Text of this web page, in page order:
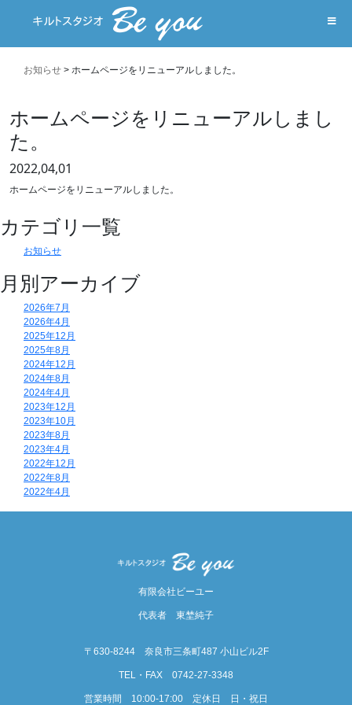
お知らせ > ホームページをリニューアルしました。
ホームページをリニューアルしまし
た。
2022,04,01
ホームページをリニューアルしました。
カテゴリ一覧
お知らせ
月別アーカイブ
2026年7月
2026年4月
2025年12月
2025年8月
2024年12月
2024年8月
2024年4月
2023年12月
2023年10月
2023年8月
2023年4月
2022年12月
2022年8月
2022年4月
有限会社ビーユー
代表者 東埜純子
〒630-8244 奈良市三条町487 小山ビル2F
TEL・FAX 0742-27-3348
営業時間 10:00-17:00 定休日 日・祝日